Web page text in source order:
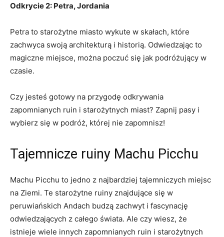
Odkrycie 2: Petra, Jordania
Petra ‍to⁤ starożytne miasto wykute w ‍skałach, które
zachwyca swoją⁤ architekturą i historią. Odwiedzając ​to
magiczne miejsce, można poczuć się jak podróżujący w
czasie.
Czy jesteś gotowy na przygodę odkrywania
zapomnianych ruin i starożytnych‌ miast? Zapnij pasy i
wybierz się w podróż, której nie zapomnisz!
Tajemnicze ruiny Machu ‍Picchu
Machu Picchu ​to jedno z najbardziej tajemniczych miejsc
na Ziemi. Te‌ starożytne ruiny⁣ znajdujące się ⁤w⁣
peruwiańskich Andach ‍budzą ⁤zachwyt i fascynację‍
odwiedzających z całego świata. Ale‌ czy wiesz, ‌że⁤
istnieje ​wiele innych zapomnianych ruin i starożytnych